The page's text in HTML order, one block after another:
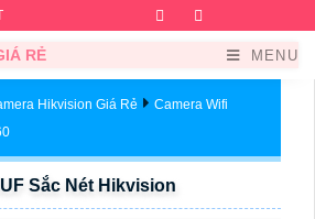
Facebook
RẺ MENU
Hikvision Giá Rẻ
Camera Wifi
Sắc Nét Hikvision